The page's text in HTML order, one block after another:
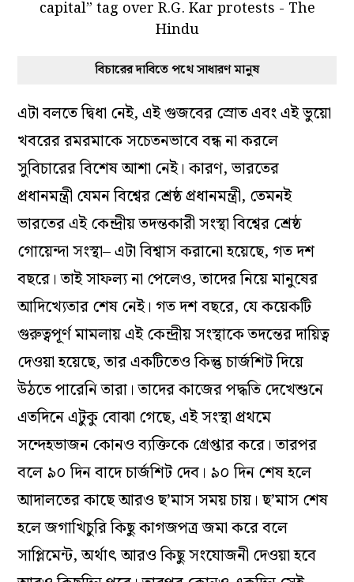
বিচারের দাবিতে পথে সাধারণ মানুষ
এটা বলতে দ্বিধা নেই, এই গুজবের স্রোত এবং এই ভুয়ো
খবরের রমরমাকে সচেতনভাবে বন্ধ না করলে
সুবিচারের বিশেষ আশা নেই। কারণ, ভারতের
প্রধানমন্ত্রী যেমন বিশ্বের শ্রেষ্ঠ প্রধানমন্ত্রী, তেমনই
ভারতের এই কেন্দ্রীয় তদন্তকারী সংস্থা বিশ্বের শ্রেষ্ঠ
গোয়েন্দা সংস্থা– এটা বিশ্বাস করানো হয়েছে, গত দশ
বছরে। তাই সাফল্য না পেলেও, তাদের নিয়ে মানুষের
আদিখ্যেতার শেষ নেই। গত দশ বছরে, যে কয়েকটি
গুরুত্বপূর্ণ মামলায় এই কেন্দ্রীয় সংস্থাকে তদন্তের দায়িত্ব
দেওয়া হয়েছে, তার একটিতেও কিন্তু চার্জশিট দিয়ে
উঠতে পারেনি তারা। তাদের কাজের পদ্ধতি দেখেশুনে
এতদিনে এটুকু বোঝা গেছে, এই সংস্থা প্রথমে
সন্দেহভাজন কোনও ব্যক্তিকে গ্রেপ্তার করে। তারপর
বলে ৯০ দিন বাদে চার্জশিট দেব। ৯০ দিন শেষ হলে
আদালতের কাছে আরও ছ’মাস সময় চায়। ছ’মাস শেষ
হলে জগাখিচুরি কিছু কাগজপত্র জমা করে বলে
সাপ্লিমেন্ট, অর্থাৎ আরও কিছু সংযোজনী দেওয়া হবে